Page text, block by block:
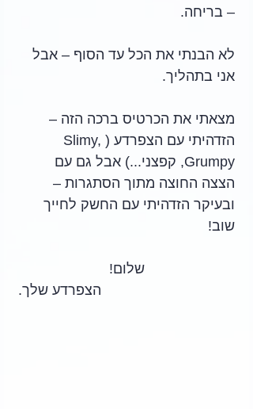
– בריחה.
לא הבנתי את הכל עד הסוף – אבל
אני בתהליך.
מצאתי את הכרטיס ברכה הזה –
הזדהיתי עם הצפרדע (Slimy,
Grumpy, קפצני...) אבל גם עם
הצצה החוצה מתוך הסתגרות –
ובעיקר הזדהיתי עם החשק לחייך
שוב!
שלום!
הצפרדע שלך.